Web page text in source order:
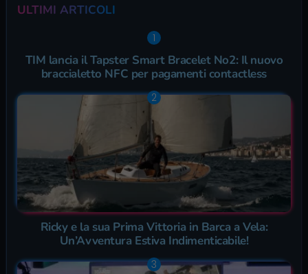
ULTIMI ARTICOLI
TIM lancia il Tapster Smart Bracelet No2: Il nuovo
braccialetto NFC per pagamenti contactless
Ricky e la sua Prima Vittoria in Barca a Vela:
Un’Avventura Estiva Indimenticabile!